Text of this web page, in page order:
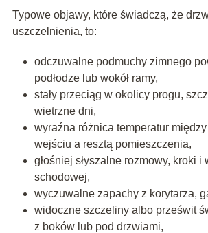
Typowe objawy, które świadczą, że
uszczelnienia, to:
odczuwalne podmuchy zimnego
podłodze lub wokół ramy,
stały przeciąg w okolicy progu,
wietrzne dni,
wyraźna różnica temperatur
wejściu a resztą pomieszczenia,
głośniej słyszalne rozmowy, kroki i
schodowej,
wyczuwalne zapachy z korytarza,
widoczne szczeliny albo prześwit
z boków lub pod drzwiami,